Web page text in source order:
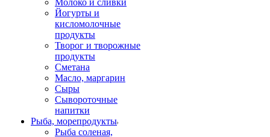
Молоко и сливки
Йогурты и
кисломолочные
продукты
Творог и творожные
продукты
Сметана
Масло, маргарин
Сыры
Сывороточные
напитки
Рыба, морепродукты
Рыба соленая,